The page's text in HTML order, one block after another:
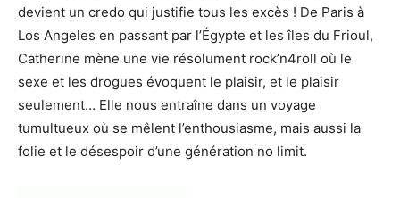
devient un credo qui justifie tous les excès ! De Paris à
Los Angeles en passant par l’Égypte et les îles du Frioul,
Catherine mène une vie résolument rock’n4roll où le
sexe et les drogues évoquent le plaisir, et le plaisir
seulement… Elle nous entraîne dans un voyage
tumultueux où se mêlent l’enthousiasme, mais aussi la
folie et le désespoir d’une génération no limit.